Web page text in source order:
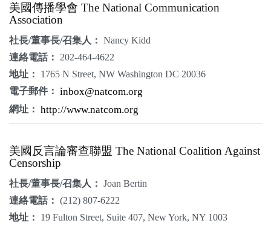
美國傳播學會 The National Communication
Association
社長/董事長/召集人： Nancy Kidd
連絡電話： 202-464-4622
地址： 1765 N Street, NW Washington DC 20036
電子郵件： inbox@natcom.org
網址： http://www.natcom.org
美國反言論審查聯盟 The National Coalition Against
Censorship
社長/董事長/召集人： Joan Bertin
連絡電話： (212) 807-6222
地址： 19 Fulton Street, Suite 407, New York, NY 1003